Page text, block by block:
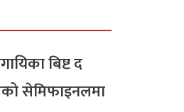
बिष्ट द
सेमिफाइनलमा